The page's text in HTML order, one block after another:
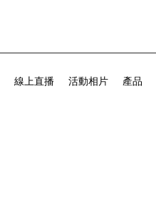
線上直播 活動相片 產品